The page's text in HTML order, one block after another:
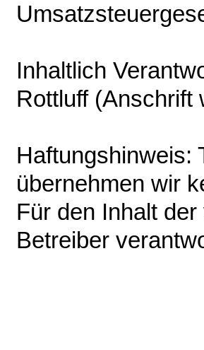
Inhaltlich
Rottluff (Anschrift
Haftungshinweis:
übernehmen wir
Für den Inhalt
Betreiber